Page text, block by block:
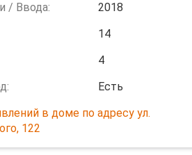
/ Ввода:
2018
14
4
Есть
в доме по адресу ул.
122